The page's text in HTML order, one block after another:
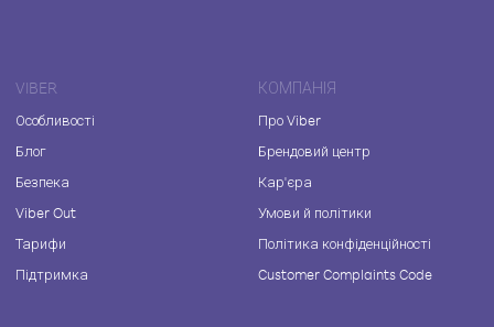
VIBER
Особливості
Блог
Безпека
Viber Out
Тарифи
Підтримка
КОМПАНІЯ
Про Viber
Брендовий центр
Кар'єра
Умови й політики
Політика конфіденційності
Customer Complaints Code